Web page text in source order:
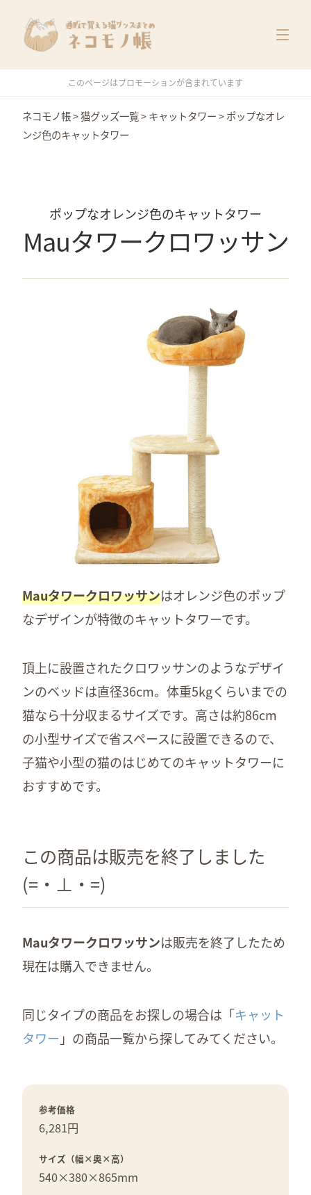
猫グッズ一覧
メーカー別
価格別
このページはプロモーションが含まれています
ネコモノ帳>猫グッズ一覧>キャットタワー>ポップなオレ
ンジ色のキャットタワー
ポップなオレンジ色のキャットタワー
Mauタワークロワッサン
Mauタワークロワッサンはオレンジ色のポップ
なデザインが特徴のキャットタワーです。
頂上に設置されたクロワッサンのようなデザイ
ンのベッドは直径36cm。体重5kgくらいまでの
猫なら十分収まるサイズです。高さは約86cm
の小型サイズで省スペースに設置できるので、
子猫や小型の猫のはじめてのキャットタワーに
おすすめです。
この商品は販売を終了しました
(=・⊥・=)
Mauタワークロワッサンは販売を終了したため
現在は購入できません。
同じタイプの商品をお探しの場合は「キャット
タワー 」の商品一覧から探してみてください。
参考価格
6,281円
サイズ（幅×奥×高）
540×380×865mm